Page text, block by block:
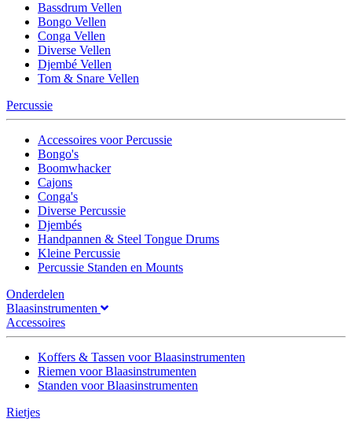
Bassdrum Vellen
Bongo Vellen
Conga Vellen
Diverse Vellen
Djembé Vellen
Tom & Snare Vellen
Percussie
Accessoires voor Percussie
Bongo's
Boomwhacker
Cajons
Conga's
Diverse Percussie
Djembés
Handpannen & Steel Tongue Drums
Kleine Percussie
Percussie Standen en Mounts
Onderdelen
Blaasinstrumenten
Accessoires
Koffers & Tassen voor Blaasinstrumenten
Riemen voor Blaasinstrumenten
Standen voor Blaasinstrumenten
Rietjes